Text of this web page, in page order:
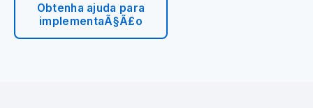
Obtenha ajuda para
implementaÃ§Ã£o